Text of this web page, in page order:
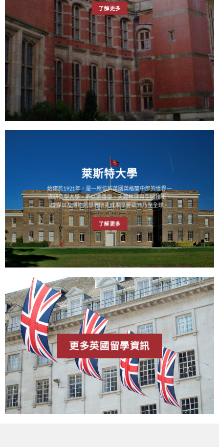
了解更多
萊斯特大學
始建於1921年，是一所位於英國英格蘭中部的世界一
流研究型大學，素以遺傳學、天體物理與空間技術、
傳媒以及博物館學等研究成果享譽歐洲乃至全球。
了解更多
更多英國留學資訊